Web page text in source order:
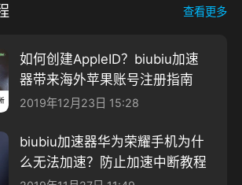
查看更多
如何创建AppleID？biubiu加速
器带来海外苹果账号注册指南
2019年12月23日 15:28
biubiu加速器华为荣耀手机为什
么无法加速？防止加速中断教程